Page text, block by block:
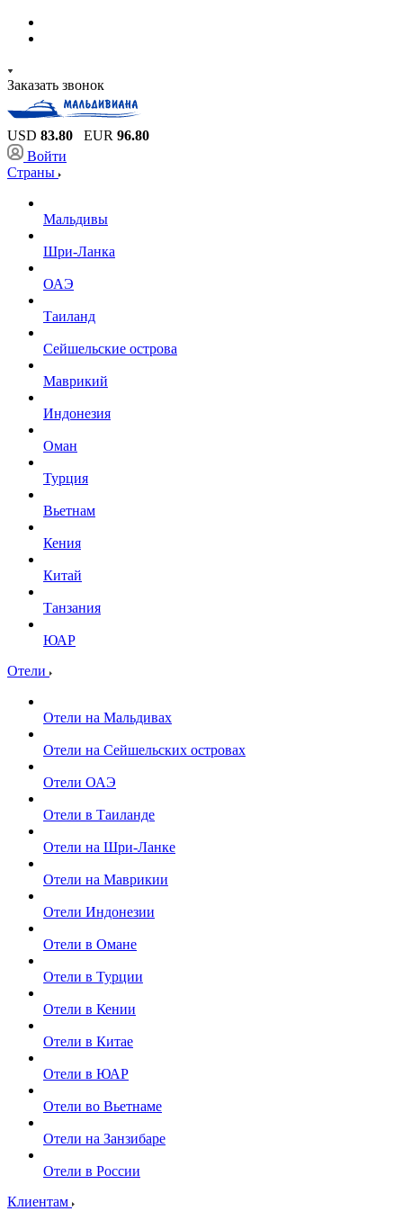
Заказать звонок
USD 83.80 EUR 96.80
Войти
Страны
Мальдивы
Шри-Ланка
ОАЭ
Таиланд
Сейшельские острова
Маврикий
Индонезия
Оман
Турция
Вьетнам
Кения
Китай
Танзания
ЮАР
Отели
Отели на Мальдивах
Отели на Сейшельских островах
Отели ОАЭ
Отели в Таиланде
Отели на Шри-Ланке
Отели на Маврикии
Отели Индонезии
Отели в Омане
Отели в Турции
Отели в Кении
Отели в Китае
Отели в ЮАР
Отели во Вьетнаме
Отели на Занзибаре
Отели в России
Клиентам